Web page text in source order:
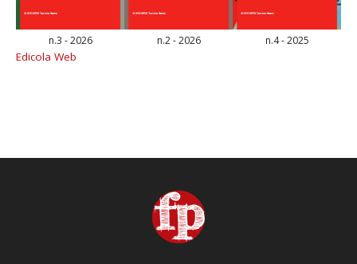
n.3 - 2026 n.2 - 2026 n.4 - 2025
Edicola Web